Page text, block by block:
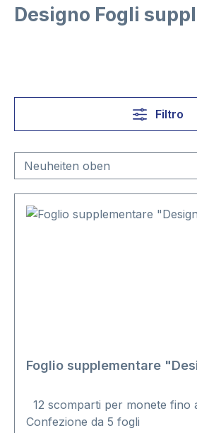
Designo Fogli
Filtro
Foglio supplementare
12 scomparti per monete fino
Confezione da 5 fogli